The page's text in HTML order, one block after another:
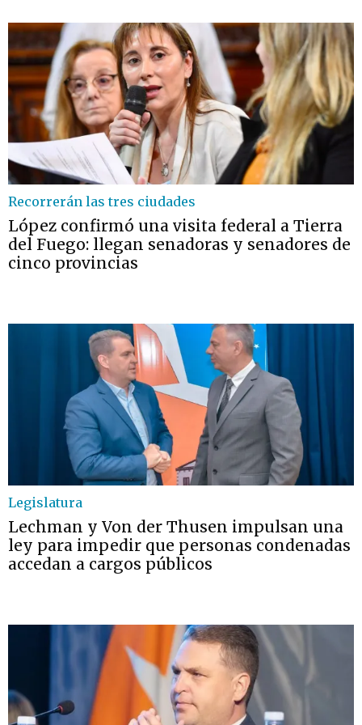
Recorrerán las tres ciudades
López confirmó una visita federal a Tierra
del Fuego: llegan senadoras y senadores de
cinco provincias
Legislatura
Lechman y Von der Thusen impulsan una
ley para impedir que personas condenadas
accedan a cargos públicos